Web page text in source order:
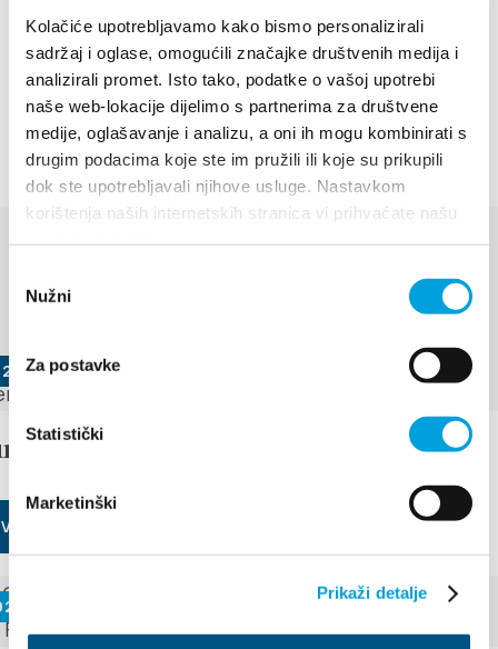
Kolačiće upotrebljavamo kako bismo personalizirali
sadržaj i oglase, omogućili značajke društvenih medija i
analizirali promet. Isto tako, podatke o vašoj upotrebi
naše web-lokacije dijelimo s partnerima za društvene
medije, oglašavanje i analizu, a oni ih mogu kombinirati s
drugim podacima koje ste im pružili ili koje su prikupili
dok ste upotrebljavali njihove usluge. Nastavkom
korištenja naših internetskih stranica vi prihvaćate našu
pristanka
Nužni
Za postavke
Statistički
Marketinški
Prikaži detalje
mest, ki ga podeljuje Evropsko združenje za cvetje in
okolje (The European association for flowers and
landscaping) iz Bruslja.
DOGODKI
the stars
- 29. junij 2026